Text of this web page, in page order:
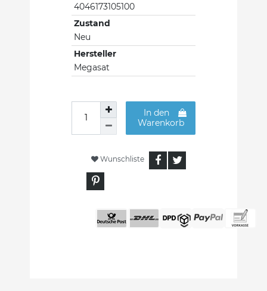
4046173105100
Zustand
Neu
Hersteller
Megasat
In den
Warenkorb
Wunschliste